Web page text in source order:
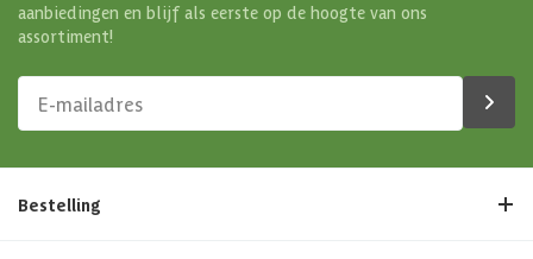
aanbiedingen en blijf als eerste op de hoogte van ons
assortiment!
Bestelling